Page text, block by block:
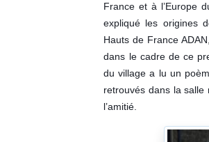
France et à l’Europe
expliqué les origines
Hauts de France
dans le cadre de ce
du village a lu un
retrouvés dans la salle
l’amitié.